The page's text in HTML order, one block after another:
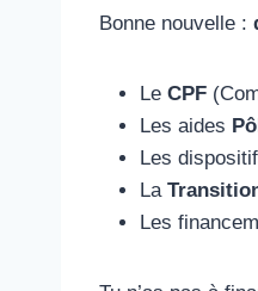
Bonne nouvelle :
Le CPF
Les aides
Les
La
Les